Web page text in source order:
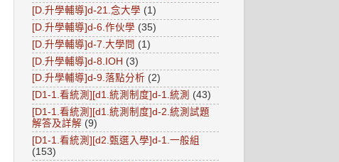
[D.升學輔導]d-21.念大學 (1)
[D.升學輔導]d-6.作伙學 (35)
[D.升學輔導]d-7.大學問 (1)
[D.升學輔導]d-8.IOH (3)
[D.升學輔導]d-9.落點分析 (2)
[D1-1.看統測][d1.統測制度]d-1.統測 (43)
[D1-1.看統測][d1.統測制度]d-2.統測試題
解答及詳解 (9)
[D1-1.看統測][d2.甄選入學]d-1.一般組
(153)